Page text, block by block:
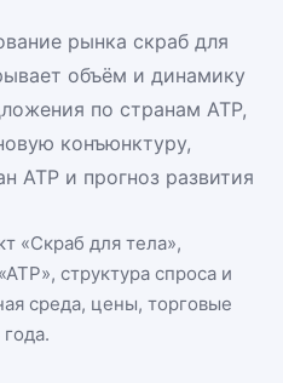
рынка скраб для
объём и динамику
по странам АТР,
конъюнктуру,
АТР и прогноз развития
«Скраб для тела»,
, структура спроса и
среда, цены, торговые